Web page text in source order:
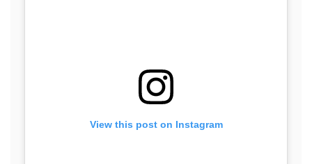
View this post on Instagram